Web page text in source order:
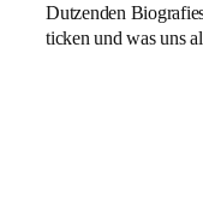
Dutzenden
ticken und was uns